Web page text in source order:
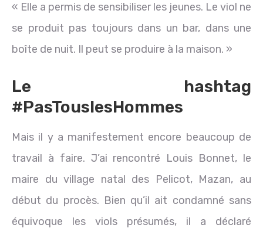
« Elle a permis de sensibiliser les jeunes. Le viol ne
se produit pas toujours dans un bar, dans une
boîte de nuit. Il peut se produire à la maison. »
Le hashtag
#PasTouslesHommes
Mais il y a manifestement encore beaucoup de
travail à faire. J’ai rencontré Louis Bonnet, le
maire du village natal des Pelicot, Mazan, au
début du procès. Bien qu’il ait condamné sans
équivoque les viols présumés, il a déclaré